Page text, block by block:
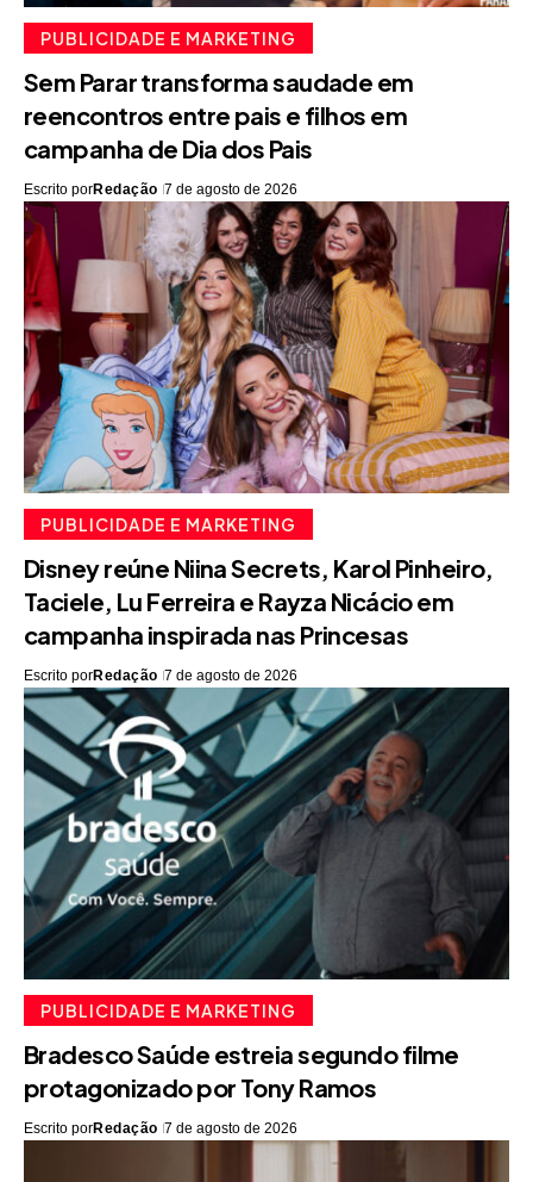
PUBLICIDADE E MARKETING
Sem Parar transforma saudade em
reencontros entre pais e filhos em
campanha de Dia dos Pais
Escrito porRedação 7 de agosto de 2026
PUBLICIDADE E MARKETING
Disney reúne Niina Secrets, Karol Pinheiro,
Taciele, Lu Ferreira e Rayza Nicácio em
campanha inspirada nas Princesas
Escrito porRedação 7 de agosto de 2026
PUBLICIDADE E MARKETING
Bradesco Saúde estreia segundo filme
protagonizado por Tony Ramos
Escrito porRedação 7 de agosto de 2026